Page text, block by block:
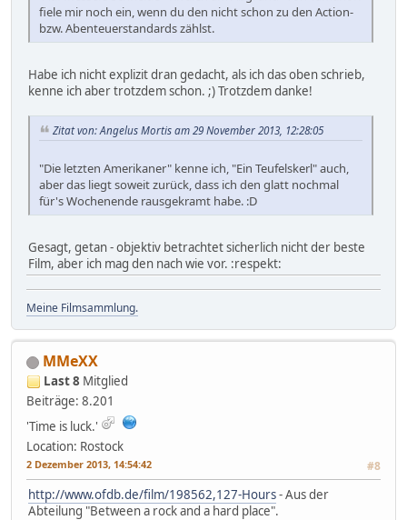
fiele mir noch ein, wenn du den nicht schon zu den Action-
bzw. Abenteuerstandards zählst.
Habe ich nicht explizit dran gedacht, als ich das oben schrieb,
kenne ich aber trotzdem schon. ;) Trotzdem danke!
Zitat von: Angelus Mortis am 29 November 2013, 12:28:05
"Die letzten Amerikaner" kenne ich, "Ein Teufelskerl" auch,
aber das liegt soweit zurück, dass ich den glatt nochmal
für's Wochenende rausgekramt habe. :D
Gesagt, getan - objektiv betrachtet sicherlich nicht der beste
Film, aber ich mag den nach wie vor. :respekt:
Meine Filmsammlung.
MMeXX
Last 8 Mitglied
Beiträge: 8.201
'Time is luck.'
Location: Rostock
2 Dezember 2013, 14:54:42 #8
http://www.ofdb.de/film/198562,127-Hours- Aus der
Abteilung "Between a rock and a hard place".